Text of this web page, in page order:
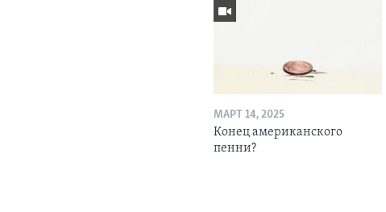
МАРТ 14, 2025
Конец американского
пенни?